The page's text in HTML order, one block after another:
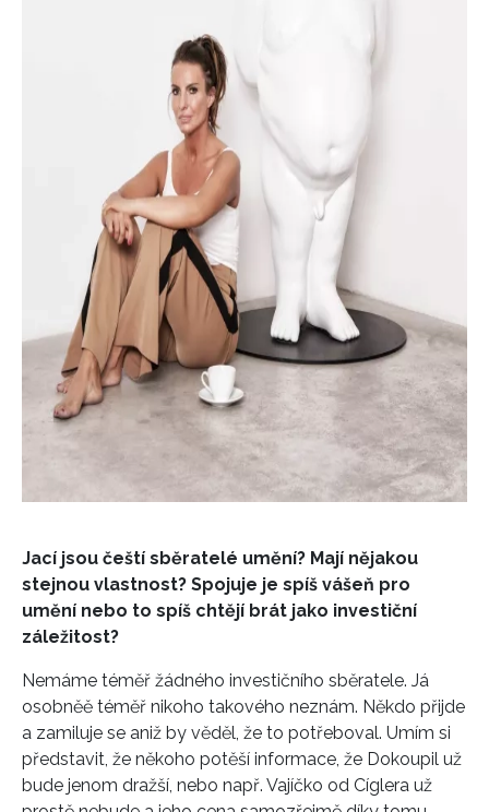
NEWSLETTER
ODESLAT
Jací jsou čeští sběratelé umění? Mají nějakou
stejnou vlastnost? Spojuje je spíš vášeň pro
umění nebo to spíš chtějí brát jako investiční
záležitost?
Nemáme téměř žádného investičního sběratele. Já
osobněě téměř nikoho takového neznám. Někdo přijde
a zamiluje se aniž by věděl, že to potřeboval. Umím si
představit, že někoho potěší informace, že Dokoupil už
bude jenom dražší, nebo např. Vajíčko od Cíglera už